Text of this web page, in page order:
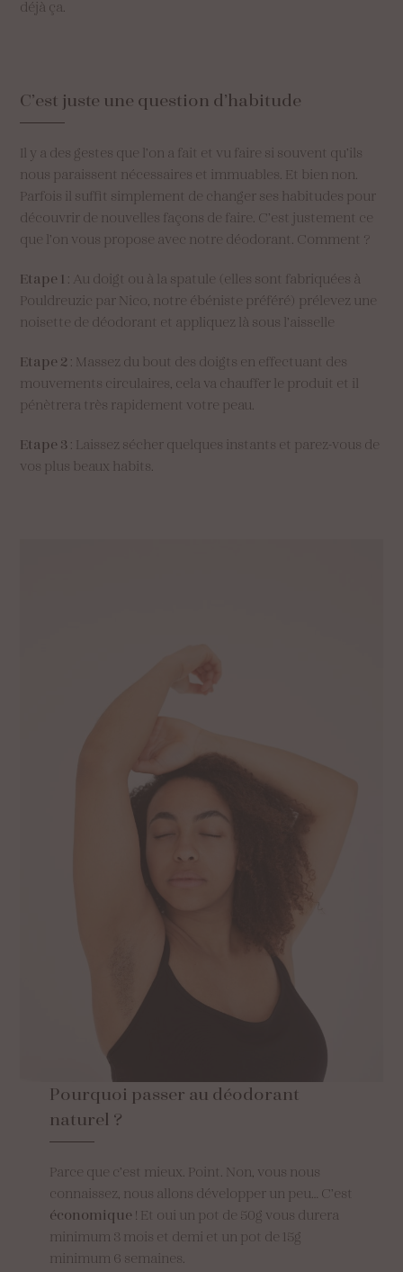
déjà ça.
C’est juste une question d’habitude
Il y a des gestes que l’on a fait et vu faire si souvent qu’ils
nous paraissent nécessaires et immuables. Et bien non.
Parfois il suffit simplement de changer ses habitudes pour
découvrir de nouvelles façons de faire. C’est justement ce
que l’on vous propose avec notre déodorant. Comment ?
Etape 1 : Au doigt ou à la spatule (elles sont fabriquées à
Pouldreuzic par Nico, notre ébéniste préféré) prélevez une
noisette de déodorant et appliquez là sous l’aisselle
Etape 2 : Massez du bout des doigts en effectuant des
mouvements circulaires, cela va chauffer le produit et il
pénètrera très rapidement votre peau.
Etape 3 : Laissez sécher quelques instants et parez-vous de
vos plus beaux habits.
Pourquoi passer au déodorant
naturel ?
Parce que c’est mieux. Point. Non, vous nous
connaissez, nous allons développer un peu… C’est
économique ! Et oui un pot de 50g vous durera
minimum 3 mois et demi et un pot de 15g
minimum 6 semaines.